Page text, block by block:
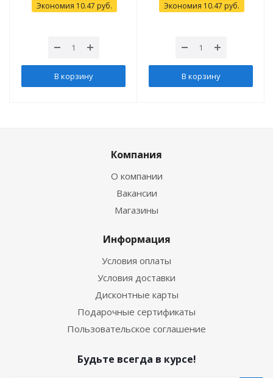
Экономия 10.47 руб.
В корзину
Экономия 10.47 руб.
В корзину
Компания
О компании
Вакансии
Магазины
Информация
Условия оплаты
Условия доставки
Дисконтные карты
Подарочные сертификаты
Пользовательское соглашение
Будьте всегда в курсе!